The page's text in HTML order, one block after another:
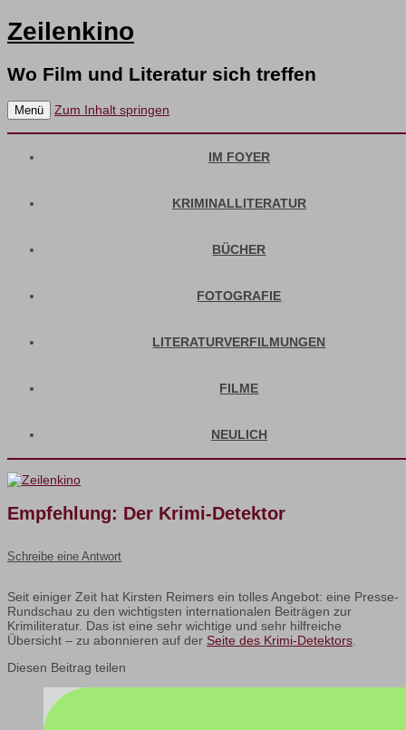
Zeilenkino
Wo Film und Literatur sich treffen
Menü Zum Inhalt springen
IM FOYER
KRIMINALLITERATUR
BÜCHER
FOTOGRAFIE
LITERATURVERFILMUNGEN
FILME
NEULICH
Empfehlung: Der Krimi-Detektor
Schreibe eine Antwort
Seit einiger Zeit hat Kirsten Reimers ein tolles Angebot: eine Presse-
Rundschau zu den wichtigsten internationalen Beiträgen zur
Krimiliteratur. Das ist eine sehr wichtige und sehr hilfreiche
Übersicht – zu abonnieren auf der Seite des Krimi-Detektors
Diesen Beitrag teilen